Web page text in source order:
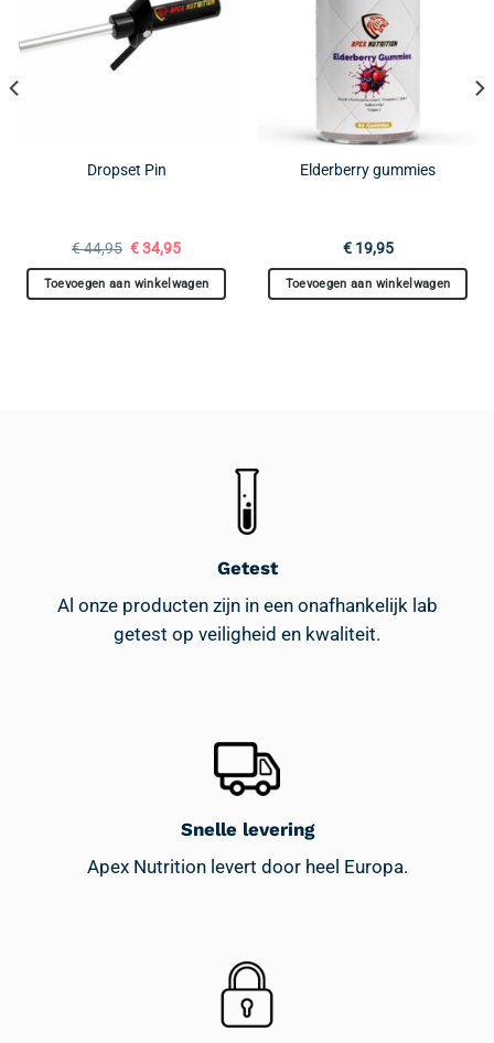
Dropset Pin
€44,95 Oorspronkelijke
was:
€ 44,95.
€34,95Huidige
is:
€ 34,95.
Toevoegen aan winkelwagen
Elderberry gummies
€19,95
Toevoegen aan winkelwagen
Getest
Al onze producten zijn in een onafhankelijk lab
getest op veiligheid en kwaliteit.
Snelle levering
Apex Nutrition levert door heel Europa.